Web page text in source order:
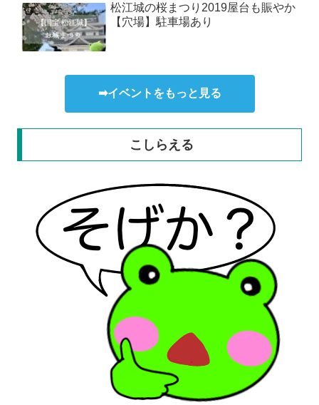
松江城の桜まつり2019屋台も賑やか
【穴場】駐車場あり
➡イベントをもっと見る
こしらえる